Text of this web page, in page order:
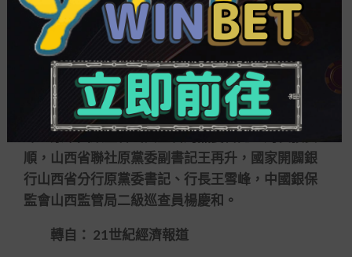
值得一提的是，這是自上年7月以來，山西金融
體制反腐風暴掛落的第九位金融干部。此前八位差
別是山西省聯社原黨委書記、理事長崔聯會，原黨
委副書記、副理事長、主任邢亮喜，原黨委專職副
書記、副理事長王忠澤，山西省場所金融監視控制
局(省執政機構金融辦)原黨組書記、局長(主任)竟
暉，原中國銀監會山西監管局黨委書記、局長張安
順，山西省聯社原黨委副書記王再升，國家開闢銀
行山西省分行原黨委書記、行長王雪峰，中國銀保
監會山西監管局二級巡查員楊慶和。
轉自： 21世紀經濟報道